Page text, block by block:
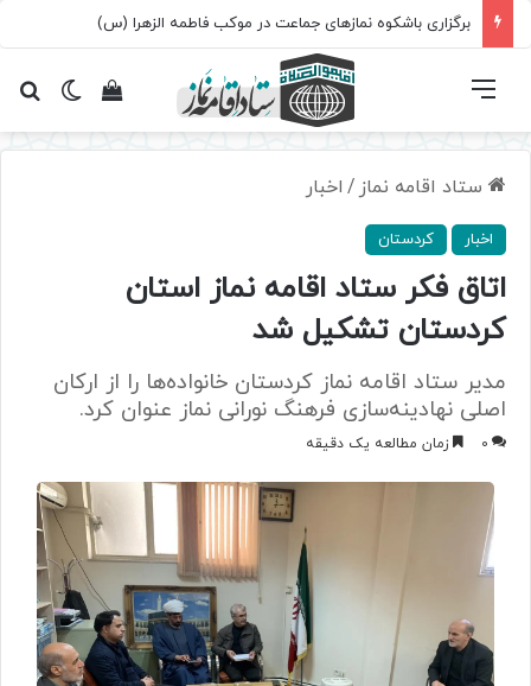
برگزاری باشکوه نمازهای جماعت در موکب فاطمه الزهرا (س)
تغییرمشاهده فهرست
ستاد اقامه نماز / اخبار
اخبار کردستان
اتاق فکر ستاد اقامه نماز استان
کردستان تشکیل شد
مدیر ستاد اقامه نماز کردستان خانواده‌ها را از ارکان
اصلی نهادینه‌سازی فرهنگ نورانی نماز عنوان کرد.
0 زمان مطالعه یک دقیقه